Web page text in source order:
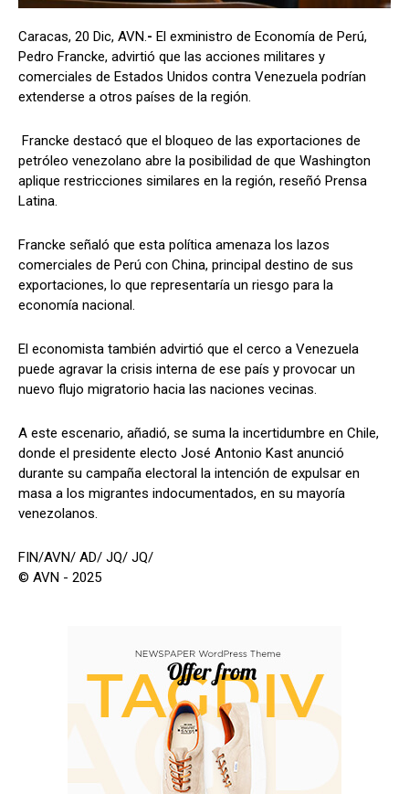
Caracas, 20 Dic, AVN.- El exministro de Economía de Perú,
Pedro Francke, advirtió que las acciones militares y
comerciales de Estados Unidos contra Venezuela podrían
extenderse a otros países de la región.
Francke destacó que el bloqueo de las exportaciones de
petróleo venezolano abre la posibilidad de que Washington
aplique restricciones similares en la región, reseñó Prensa
Latina.
Francke señaló que esta política amenaza los lazos
comerciales de Perú con China, principal destino de sus
exportaciones, lo que representaría un riesgo para la
economía nacional.
El economista también advirtió que el cerco a Venezuela
puede agravar la crisis interna de ese país y provocar un
nuevo flujo migratorio hacia las naciones vecinas.
A este escenario, añadió, se suma la incertidumbre en Chile,
donde el presidente electo José Antonio Kast anunció
durante su campaña electoral la intención de expulsar en
masa a los migrantes indocumentados, en su mayoría
venezolanos.
FIN/AVN/ AD/ JQ/ JQ/
© AVN - 2025